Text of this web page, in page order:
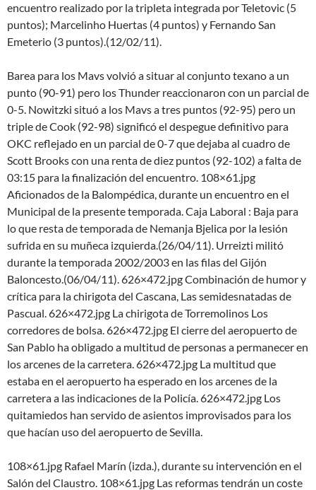
encuentro realizado por la tripleta integrada por Teletovic (5
puntos); Marcelinho Huertas (4 puntos) y Fernando San
Emeterio (3 puntos).(12/02/11).
Barea para los Mavs volvió a situar al conjunto texano a un
punto (90-91) pero los Thunder reaccionaron con un parcial de
0-5. Nowitzki situó a los Mavs a tres puntos (92-95) pero un
triple de Cook (92-98) significó el despegue definitivo para
OKC reflejado en un parcial de 0-7 que dejaba al cuadro de
Scott Brooks con una renta de diez puntos (92-102) a falta de
03:15 para la finalización del encuentro. 108×61.jpg
Aficionados de la Balompédica, durante un encuentro en el
Municipal de la presente temporada. Caja Laboral : Baja para
lo que resta de temporada de Nemanja Bjelica por la lesión
sufrida en su muñeca izquierda.(26/04/11). Urreizti militó
durante la temporada 2002/2003 en las filas del Gijón
Baloncesto.(06/04/11). 626×472.jpg Combinación de humor y
crítica para la chirigota del Cascana, Las semidesnatadas de
Pascual. 626×472.jpg La chirigota de Torremolinos Los
corredores de bolsa. 626×472.jpg El cierre del aeropuerto de
San Pablo ha obligado a multitud de personas a permanecer en
los arcenes de la carretera. 626×472.jpg La multitud que
estaba en el aeropuerto ha esperado en los arcenes de la
carretera a las indicaciones de la Policía. 626×472.jpg Los
quitamiedos han servido de asientos improvisados para los
que hacían uso del aeropuerto de Sevilla.
108×61.jpg Rafael Marín (izda.), durante su intervención en el
Salón del Claustro. 108×61.jpg Las reformas tendrán un coste